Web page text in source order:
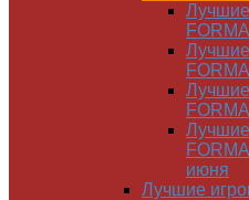
Лучшие
Лучшие
Лучшие
Лучшие
июня
Лучшие